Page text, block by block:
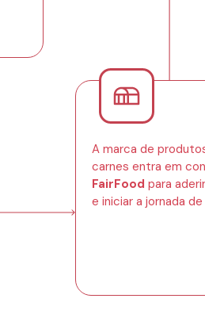
A marca de
carnes entra em
FairFood para
e iniciar a jornada